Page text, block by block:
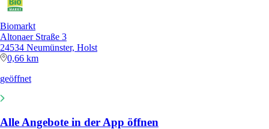
Biomarkt
Altonaer Straße 3
24534 Neumünster, Holst
0,66 km
geöffnet
Alle Angebote in der App öffnen